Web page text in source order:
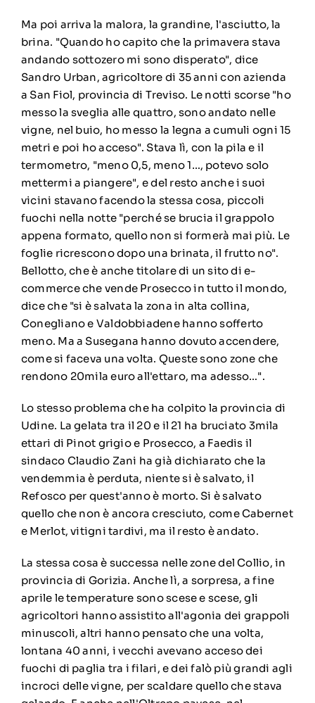
Ma poi arriva la malora, la grandine, l'asciutto, la
brina. "Quando ho capito che la primavera stava
andando sottozero mi sono disperato", dice
Sandro Urban, agricoltore di 35 anni con azienda
a San Fiol, provincia di Treviso. Le notti scorse "ho
messo la sveglia alle quattro, sono andato nelle
vigne, nel buio, ho messo la legna a cumuli ogni 15
metri e poi ho acceso". Stava lì, con la pila e il
termometro, "meno 0,5, meno 1…, potevo solo
mettermi a piangere", e del resto anche i suoi
vicini stavano facendo la stessa cosa, piccoli
fuochi nella notte "perché se brucia il grappolo
appena formato, quello non si formerà mai più. Le
foglie ricrescono dopo una brinata, il frutto no".
Bellotto, che è anche titolare di un sito di e-
commerce che vende Prosecco in tutto il mondo,
dice che "si è salvata la zona in alta collina,
Conegliano e Valdobbiadene hanno sofferto
meno. Ma a Susegana hanno dovuto accendere,
come si faceva una volta. Queste sono zone che
rendono 20mila euro all'ettaro, ma adesso…".
Lo stesso problema che ha colpito la provincia di
Udine. La gelata tra il 20 e il 21 ha bruciato 3mila
ettari di Pinot grigio e Prosecco, a Faedis il
sindaco Claudio Zani ha già dichiarato che la
vendemmia è perduta, niente si è salvato, il
Refosco per quest'anno è morto. Si è salvato
quello che non è ancora cresciuto, come Cabernet
e Merlot, vitigni tardivi, ma il resto è andato.
La stessa cosa è successa nelle zone del Collio, in
provincia di Gorizia. Anche lì, a sorpresa, a fine
aprile le temperature sono scese e scese, gli
agricoltori hanno assistito all'agonia dei grappoli
minuscoli, altri hanno pensato che una volta,
lontana 40 anni, i vecchi avevano acceso dei
fuochi di paglia tra i filari, e dei falò più grandi agli
incroci delle vigne, per scaldare quello che stava